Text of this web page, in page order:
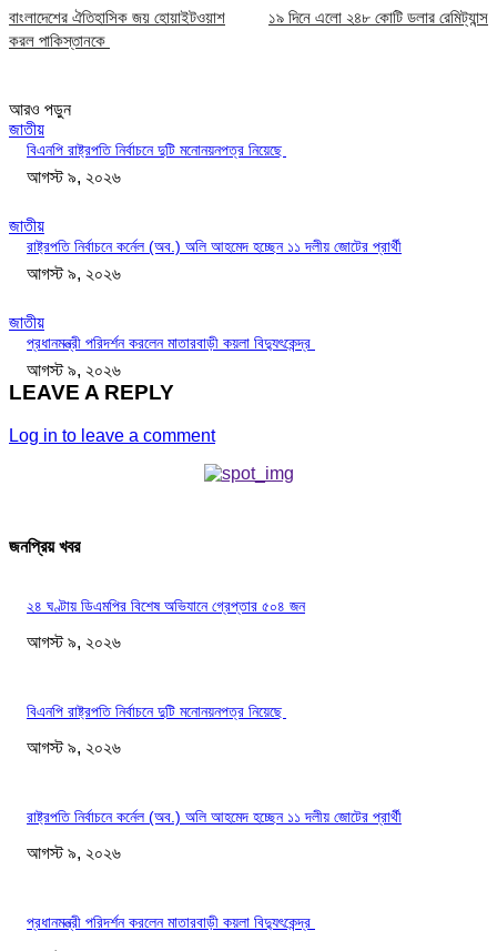
বাংলাদেশের ঐতিহাসিক জয় হোয়াইটওয়াশ
করল পাকিস্তানকে
১৯ দিনে এলো ২৪৮ কোটি ডলার রেমিট্যান্স
আরও পড়ুন
জাতীয়
বিএনপি রাষ্ট্রপতি নির্বাচনে দুটি মনোনয়নপত্র নিয়েছে
আগস্ট ৯, ২০২৬
জাতীয়
রাষ্ট্রপতি নির্বাচনে কর্নেল (অব.) অলি আহমেদ হচ্ছেন ১১ দলীয় জোটের প্রার্থী
আগস্ট ৯, ২০২৬
জাতীয়
প্রধানমন্ত্রী পরিদর্শন করলেন মাতারবাড়ী কয়লা বিদ্যুৎকেন্দ্র
আগস্ট ৯, ২০২৬
LEAVE A REPLY
Log in to leave a comment
জনপ্রিয় খবর
২৪ ঘণ্টায় ডিএমপির বিশেষ অভিযানে গ্রেপ্তার ৫০৪ জন
আগস্ট ৯, ২০২৬
বিএনপি রাষ্ট্রপতি নির্বাচনে দুটি মনোনয়নপত্র নিয়েছে
আগস্ট ৯, ২০২৬
রাষ্ট্রপতি নির্বাচনে কর্নেল (অব.) অলি আহমেদ হচ্ছেন ১১ দলীয় জোটের প্রার্থী
আগস্ট ৯, ২০২৬
প্রধানমন্ত্রী পরিদর্শন করলেন মাতারবাড়ী কয়লা বিদ্যুৎকেন্দ্র